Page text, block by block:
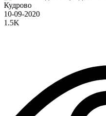
Кудрово
10-09-2020
1.5K